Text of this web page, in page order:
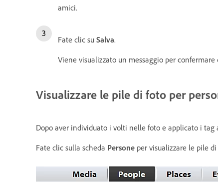
amici.
Fate clic su Salva.
Viene visualizzato un messaggio per
Visualizzare le pile di foto per
Dopo aver individuato i volti nelle foto e applicato i tag
Fate clic sulla scheda Persone per visualizzare le pile